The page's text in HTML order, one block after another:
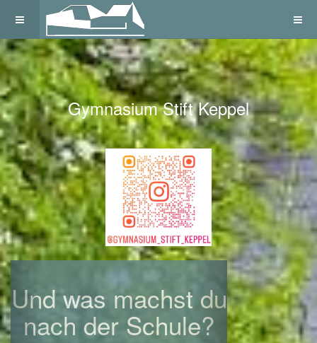
Gymnasium Stift Keppel
Und was machst du
nach der Schule?
Next